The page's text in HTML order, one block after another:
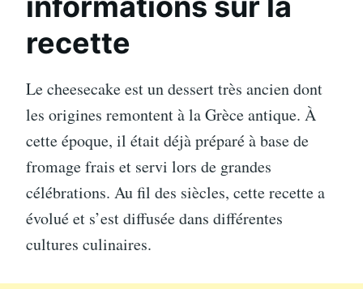
recette
Le cheesecake est un dessert très ancien dont
les origines remontent à la Grèce antique. À
cette époque, il était déjà préparé à base de
fromage frais et servi lors de grandes
célébrations. Au fil des siècles, cette recette a
évolué et s’est diffusée dans différentes
cultures culinaires.